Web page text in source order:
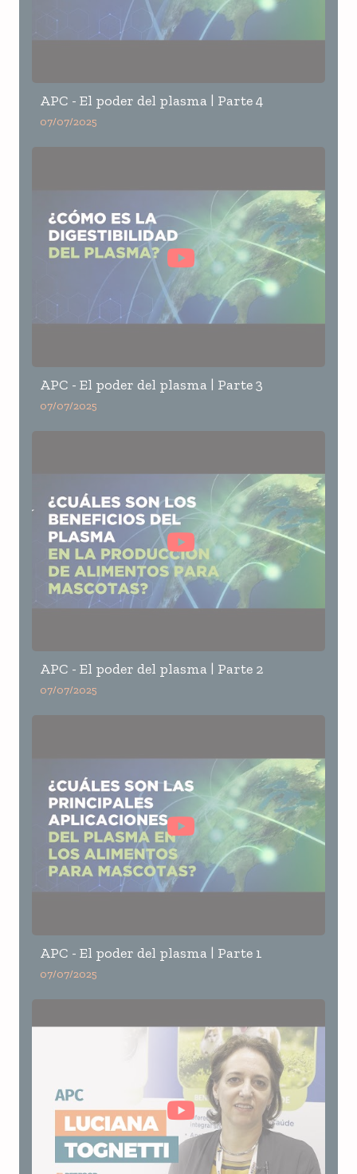
APC - El poder del plasma | Parte 4
07/07/2025
APC - El poder del plasma | Parte 3
07/07/2025
APC - El poder del plasma | Parte 2
07/07/2025
APC - El poder del plasma | Parte 1
07/07/2025